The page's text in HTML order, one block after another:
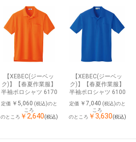
【XEBEC(ジーベッ
ク)】【春夏作業服】
半袖ポロシャツ 6170
定価 ￥5,060 (税込)のと
ころ
のところ ￥2,640(税込)
【XEBEC(ジーベッ
ク)】【春夏作業服】
半袖ポロシャツ 6100
定価 ￥7,040 (税込)のと
ころ
のところ ￥3,630(税込)